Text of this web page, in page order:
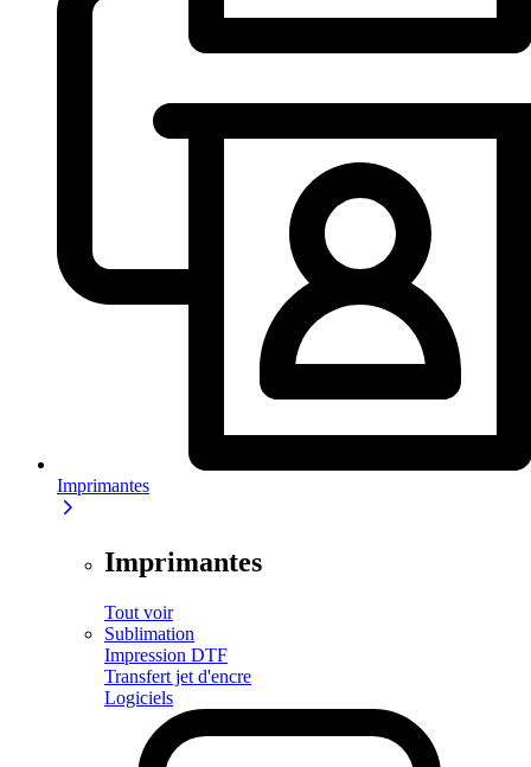
Imprimantes
Imprimantes
Tout voir
Sublimation
Impression DTF
Transfert jet d'encre
Logiciels